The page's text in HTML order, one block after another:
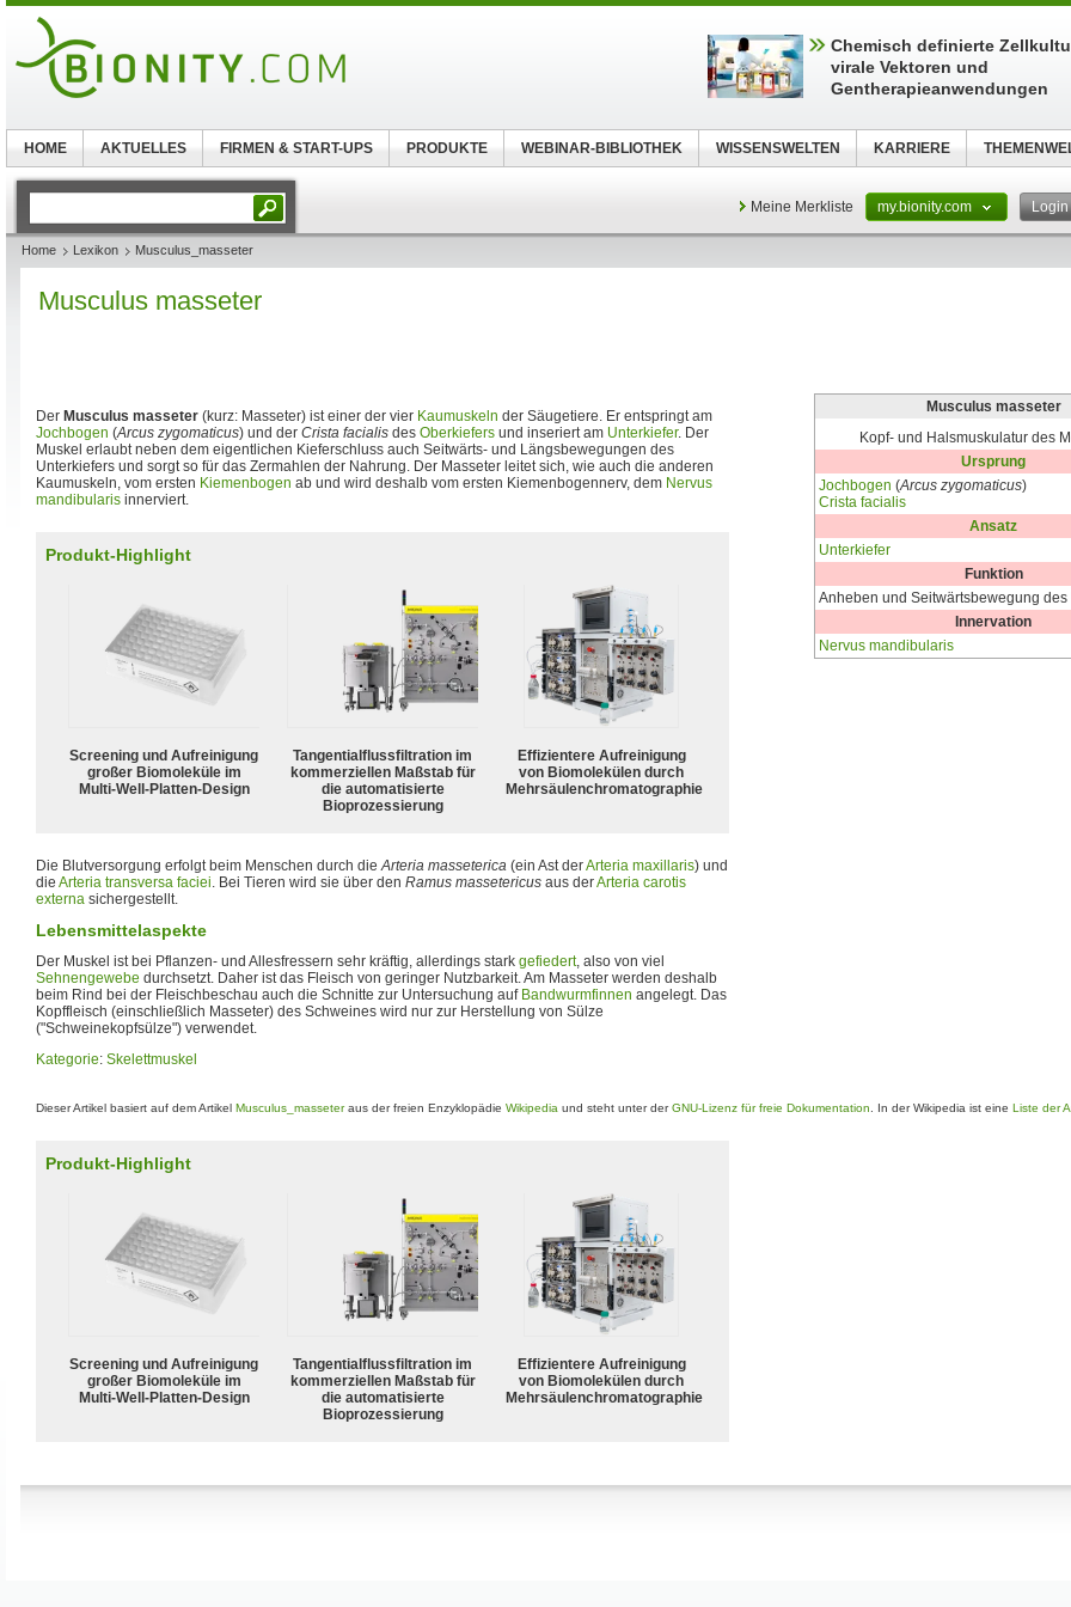
Meine Merkliste my.bionity.com Login
Home Lexikon Musculus_masseter
Musculus masseter
Musculus masseter
Kopf- und Halsmuskulatur des
Ursprung
Jochbogen (Arcus zygomaticus)
Crista facialis
Ansatz
Unterkiefer
Funktion
Anheben und Seitwärtsbewegung des
Innervation
Nervus mandibularis
Der Musculus masseter (kurz: Masseter) ist einer der vier Kaumuskeln der Säugetiere. Er entspringt am
Jochbogen (Arcus zygomaticus) und der Crista facialis des Oberkiefers und inseriert am Unterkiefer. Der
Muskel erlaubt neben dem eigentlichen Kieferschluss auch Seitwärts- und Längsbewegungen des
Unterkiefers und sorgt so für das Zermahlen der Nahrung. Der Masseter leitet sich, wie auch die anderen
Kaumuskeln, vom ersten Kiemenbogen ab und wird deshalb vom ersten Kiemenbogennerv, dem Nervus
mandibularis innerviert.
Produkt-Highlight
Screening und Aufreinigung
großer Biomoleküle im
Multi-Well-Platten-Design
Tangentialflussfiltration im
kommerziellen Maßstab für
die automatisierte
Bioprozessierung
Effizientere Aufreinigung
von Biomolekülen durch
Mehrsäulenchromatographie
Die Blutversorgung erfolgt beim Menschen durch dieArteria masseterica (ein Ast derArteria maxillaris) und
die Arteria transversa faciei. Bei Tieren wird sie über den Ramus massetericus aus derArteria carotis
externa sichergestellt.
Lebensmittelaspekte
Der Muskel ist bei Pflanzen- und Allesfressern sehr kräftig, allerdings stark gefiedert, also von viel
Sehnengewebe durchsetzt. Daher ist das Fleisch von geringer Nutzbarkeit. Am Masseter werden deshalb
beim Rind bei der Fleischbeschau auch die Schnitte zur Untersuchung auf Bandwurmfinnen angelegt. Das
Kopffleisch (einschließlich Masseter) des Schweines wird nur zur Herstellung von Sülze
("Schweinekopfsülze") verwendet.
Kategorie: Skelettmuskel
Dieser Artikel basiert auf dem Artikel Musculus_masseteraus der freien Enzyklopädie Wikipedia und steht unter derGNU-Lizenz für freie Dokumentation . In der Wikipedia ist eine Liste der
Produkt-Highlight
Screening und Aufreinigung
großer Biomoleküle im
Multi-Well-Platten-Design
Tangentialflussfiltration im
kommerziellen Maßstab für
die automatisierte
Bioprozessierung
Effizientere Aufreinigung
von Biomolekülen durch
Mehrsäulenchromatographie
Chemisch definierte
virale Vektoren und
Gentherapieanwendungen
HOME AKTUELLES FIRMEN & START-UPS PRODUKTE WEBINAR-BIBLIOTHEK WISSENSWELTEN KARRIERE